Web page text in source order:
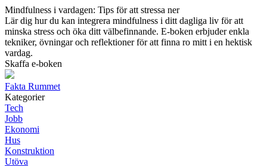
Mindfulness i vardagen: Tips för att stressa ner
Lär dig hur du kan integrera mindfulness i ditt dagliga liv för att
minska stress och öka ditt välbefinnande. E-boken erbjuder enkla
tekniker, övningar och reflektioner för att finna ro mitt i en hektisk
vardag.
Skaffa e-boken
Fakta Rummet
Kategorier
Tech
Jobb
Ekonomi
Hus
Konstruktion
Utöva